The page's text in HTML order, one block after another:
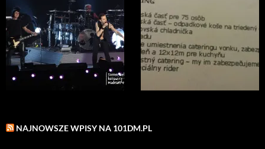
NAJNOWSZE WPISY NA 101DM.PL